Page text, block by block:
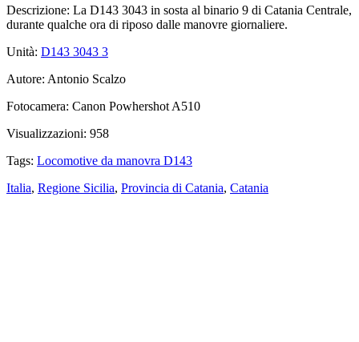
Descrizione: La D143 3043 in sosta al binario 9 di Catania Centrale,
durante qualche ora di riposo dalle manovre giornaliere.
Unità: D143 3043 3
Autore: Antonio Scalzo
Fotocamera: Canon Powhershot A510
Visualizzazioni: 958
Tags: Locomotive da manovra D143
Italia, Regione Sicilia, Provincia di Catania, Catania